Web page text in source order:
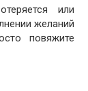
или
желаний
повяжите